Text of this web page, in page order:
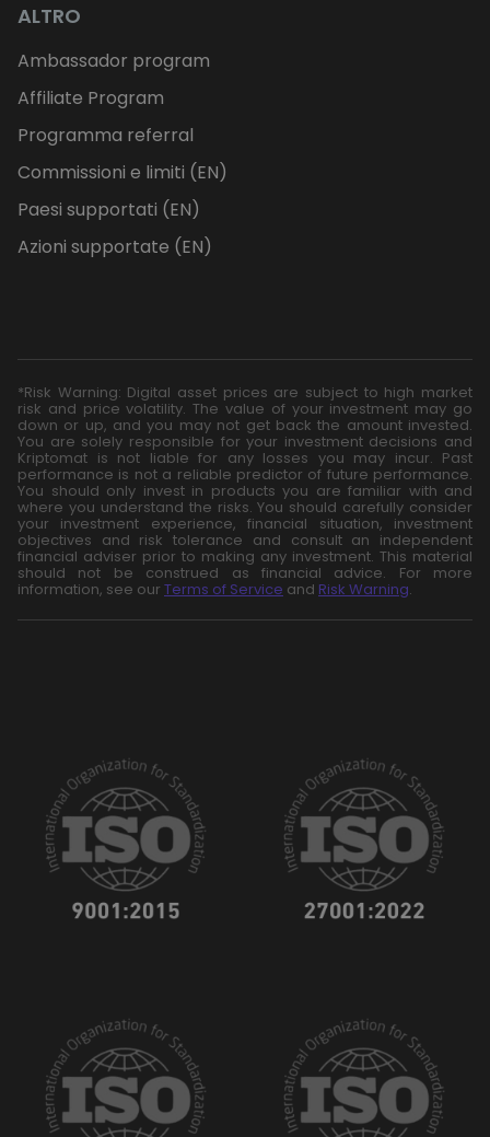
ALTRO
Ambassador program
Affiliate Program
Programma referral
Commissioni e limiti (EN)
Paesi supportati (EN)
Azioni supportate (EN)
*Risk Warning: Digital asset prices are subject to high market
risk and price volatility. The value of your investment may go
down or up, and you may not get back the amount invested.
You are solely responsible for your investment decisions and
Kriptomat is not liable for any losses you may incur. Past
performance is not a reliable predictor of future performance.
You should only invest in products you are familiar with and
where you understand the risks. You should carefully consider
your investment experience, financial situation, investment
objectives and risk tolerance and consult an independent
financial adviser prior to making any investment. This material
should not be construed as financial advice. For more
information, see our Terms of Service and Risk Warning.